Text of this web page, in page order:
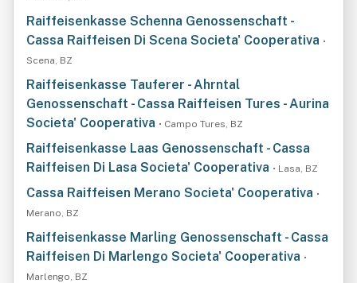
Raiffeisenkasse Schenna Genossenschaft -
Cassa Raiffeisen Di Scena Societa' Cooperativa •
Scena, BZ
Raiffeisenkasse Tauferer - Ahrntal
Genossenschaft - Cassa Raiffeisen Tures - Aurina
Societa' Cooperativa • Campo Tures, BZ
Raiffeisenkasse Laas Genossenschaft - Cassa
Raiffeisen Di Lasa Societa' Cooperativa • Lasa, BZ
Cassa Raiffeisen Merano Societa' Cooperativa •
Merano, BZ
Raiffeisenkasse Marling Genossenschaft - Cassa
Raiffeisen Di Marlengo Societa' Cooperativa •
Marlengo, BZ